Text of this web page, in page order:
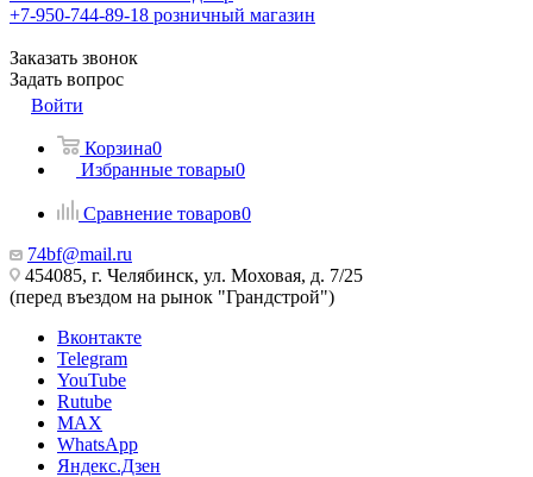
+7-950-744-89-18 розничный магазин
Заказать звонок
Задать вопрос
Войти
Корзина0
Избранные товары0
Сравнение товаров0
74bf@mail.ru
454085, г. Челябинск, ул. Моховая, д. 7/25
(перед въездом на рынок "Грандстрой")
Вконтакте
Telegram
YouTube
Rutube
MAX
WhatsApp
Яндекс.Дзен